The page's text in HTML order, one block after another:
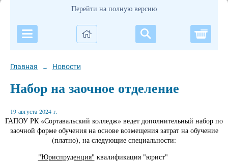
Перейти на полную версию
Главная → Новости
Набор на заочное отделение
19 августа 2024 г.
ГАПОУ РК «Сортавальский колледж» ведет дополнительный набор по
заочной форме обучения на основе возмещения затрат на обучение
(платно), на следующие специальности:
"Юриспруденция" квалификация "юрист"